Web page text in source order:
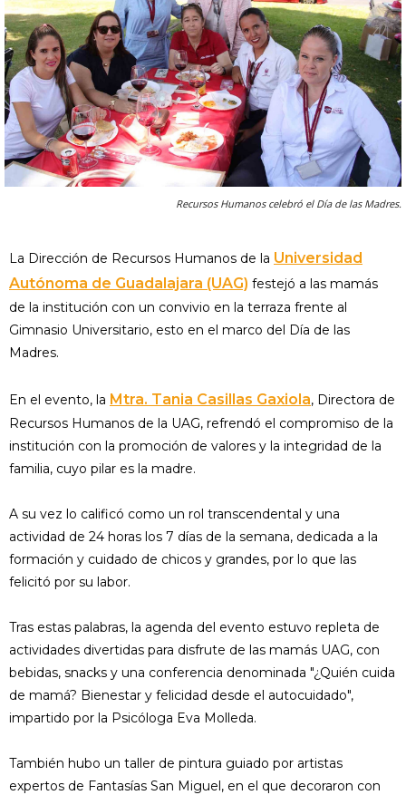
Recursos Humanos celebró el Día de las Madres.
La Dirección de Recursos Humanos de la Universidad
Autónoma de Guadalajara (UAG) festejó a las mamás
de la institución con un convivio en la terraza frente al
Gimnasio Universitario, esto en el marco del Día de las
Madres.
En el evento, la Mtra. Tania Casillas Gaxiola, Directora de
Recursos Humanos de la UAG, refrendó el compromiso de la
institución con la promoción de valores y la integridad de la
familia, cuyo pilar es la madre.
A su vez lo calificó como un rol transcendental y una
actividad de 24 horas los 7 días de la semana, dedicada a la
formación y cuidado de chicos y grandes, por lo que las
felicitó por su labor.
Tras estas palabras, la agenda del evento estuvo repleta de
actividades divertidas para disfrute de las mamás UAG, con
bebidas, snacks y una conferencia denominada "¿Quién cuida
de mamá? Bienestar y felicidad desde el autocuidado",
impartido por la Psicóloga Eva Molleda.
También hubo un taller de pintura guiado por artistas
expertos de Fantasías San Miguel, en el que decoraron con